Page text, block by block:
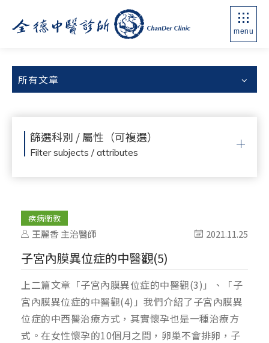
menu
所有文章
篩選科別 / 屬性（可複選）
Filter subjects / attributes
疾病衛教
王麗香 主治醫師 2021.11.25
子宮內膜異位症的中醫觀(5)
上二篇文章「子宮內膜異位症的中醫觀(3)」、「子
宮內膜異位症的中醫觀(4)」我們介紹了子宮內膜異
位症的中西醫治療方式，其實懷孕也是一種治療方
式。在女性懷孕的10個月之間，卵巢不會排卵，子